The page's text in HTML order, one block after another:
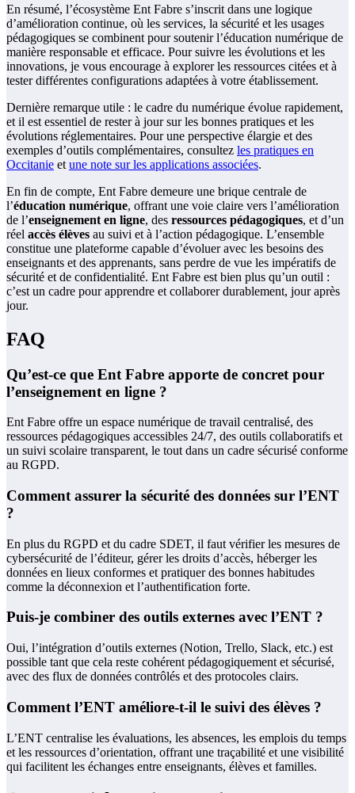
En résumé, l’écosystème Ent Fabre s’inscrit dans une logique
d’amélioration continue, où les services, la sécurité et les usages
pédagogiques se combinent pour soutenir l’éducation numérique de
manière responsable et efficace. Pour suivre les évolutions et les
innovations, je vous encourage à explorer les ressources citées et à
tester différentes configurations adaptées à votre établissement.
Dernière remarque utile : le cadre du numérique évolue rapidement,
et il est essentiel de rester à jour sur les bonnes pratiques et les
évolutions réglementaires. Pour une perspective élargie et des
exemples d’outils complémentaires, consultez les pratiques en
Occitanie et une note sur les applications associées.
En fin de compte, Ent Fabre demeure une brique centrale de
l’éducation numérique, offrant une voie claire vers l’amélioration
de l’enseignement en ligne, des ressources pédagogiques, et d’un
réel accès élèves au suivi et à l’action pédagogique. L’ensemble
constitue une plateforme capable d’évoluer avec les besoins des
enseignants et des apprenants, sans perdre de vue les impératifs de
sécurité et de confidentialité. Ent Fabre est bien plus qu’un outil :
c’est un cadre pour apprendre et collaborer durablement, jour après
jour.
FAQ
Qu’est-ce que Ent Fabre apporte de concret pour
l’enseignement en ligne ?
Ent Fabre offre un espace numérique de travail centralisé, des
ressources pédagogiques accessibles 24/7, des outils collaboratifs et
un suivi scolaire transparent, le tout dans un cadre sécurisé conforme
au RGPD.
Comment assurer la sécurité des données sur l’ENT
?
En plus du RGPD et du cadre SDET, il faut vérifier les mesures de
cybersécurité de l’éditeur, gérer les droits d’accès, héberger les
données en lieux conformes et pratiquer des bonnes habitudes
comme la déconnexion et l’authentification forte.
Puis-je combiner des outils externes avec l’ENT ?
Oui, l’intégration d’outils externes (Notion, Trello, Slack, etc.) est
possible tant que cela reste cohérent pédagogiquement et sécurisé,
avec des flux de données contrôlés et des protocoles clairs.
Comment l’ENT améliore-t-il le suivi des élèves ?
L’ENT centralise les évaluations, les absences, les emplois du temps
et les ressources d’orientation, offrant une traçabilité et une visibilité
qui facilitent les échanges entre enseignants, élèves et familles.